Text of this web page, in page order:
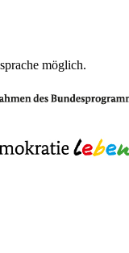
möglich.